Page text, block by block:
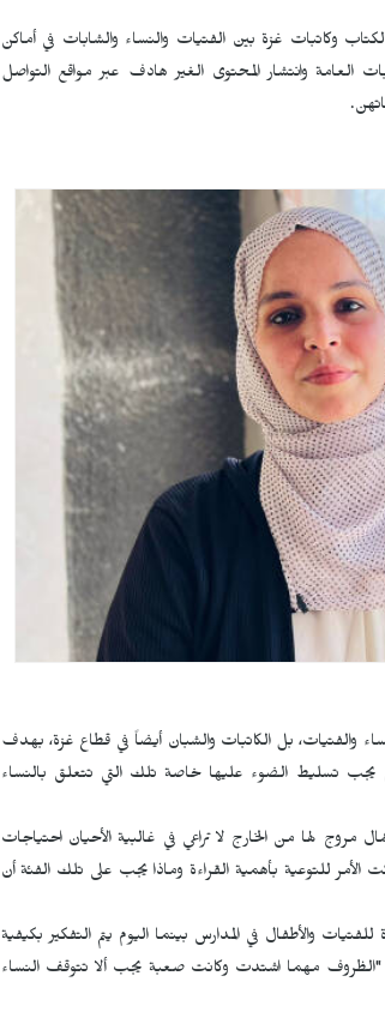
وكاتبات غزة بين الفتيات والنساء والشابات في أماكن
العامة وانتشار المحتوى الغير هادف عبر مواقع التواصل
والفتيات، بل الكاتبات والشبان أيضاً في قطاع غزة، بهدف
يجب تسليط الضوء عليها خاصة تلك التي تتعلق بالنساء
مروج لها من الخارج لا تراعي في غالبية الأحيان احتياجات
الأمر للتوعية بأهمية القراءة وماذا يجب على تلك الفئة أن
والأطفال في المدارس بينما اليوم يتم التفكير بكيفية
"الظروف مهما اشتدت وكانت صعبة يجب ألا تتوقف النساء